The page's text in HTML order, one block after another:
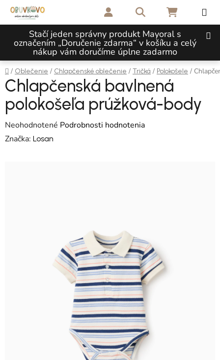
Prejsť na obsah
Stačí jeden správny produkt Mayoral s
označením „Doručenie zdarma“ v košíku a celý
nákup vám doručíme úplne zadarmo
Hľadať NÁKUPNÝ
Domov
/ Oblečenie / Chlapčenské oblečenie / Tričká / Polokošele /
Chlapčenská bavlnená
polokošeľa prúžková-body
Priemerné hodnotenie produktu je 0,0 z 5 hviezdičiek.
Neohodnotené Podrobnosti hodnotenia
Značka: Losan